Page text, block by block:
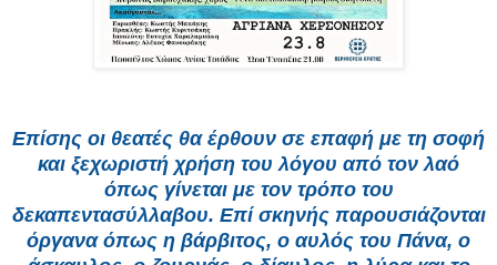
Επίσης οι θεατές θα έρθουν σε επαφή με τη σοφή
και ξεχωριστή χρήση του λόγου από τον λαό
όπως γίνεται με τον τρόπο του
δεκαπεντασύλλαβου. Επί σκηνής παρουσιάζονται
όργανα όπως η βάρβιτος, ο αυλός του Πάνα, ο